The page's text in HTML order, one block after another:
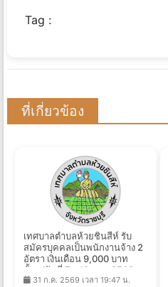
Tag :
ที่เกี่ยวข้อง
เทศบาลตำบลห้วยชินสีห์ รับ
สมัครบุคคลเป็นพนักงานจ้าง 2
อัตรา เงินเดือน 9,000 บาท
ตั้งแต่วันที่ 7 - 18 ส.ค. 2569
31 ก.ค. 2569 เวลา 19:47 น.